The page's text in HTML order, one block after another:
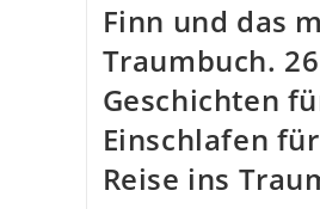
Finn und das
Traumbuch.
Geschichten
Einschlafen
Reise ins